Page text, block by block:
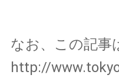
なお、この記事
http://